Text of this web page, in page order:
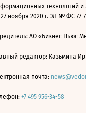
технологий
27 ноября 2020 г. ЭЛ № ФС 77-
АО «Бизнес Ньюс
редактор: Казьмина
почта:
+7 495 956-34-58